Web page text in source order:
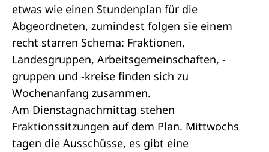
etwas wie einen Stundenplan für die
Abgeordneten, zumindest folgen sie einem
recht starren Schema: Fraktionen,
Landesgruppen, Arbeitsgemeinschaften, -
gruppen und -kreise finden sich zu
Wochenanfang zusammen.
Am Dienstagnachmittag stehen
Fraktionssitzungen auf dem Plan. Mittwochs
tagen die Ausschüsse, es gibt eine